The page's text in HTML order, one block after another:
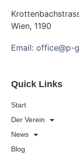
Quick Links
Start
Der Verein
News
Blog
Wien, 1190
Email: office@p-